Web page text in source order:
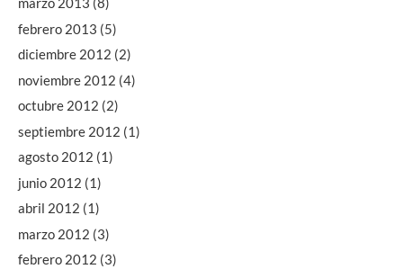
febrero 2013 (5)
diciembre 2012 (2)
noviembre 2012 (4)
octubre 2012 (2)
septiembre 2012 (1)
agosto 2012 (1)
junio 2012 (1)
abril 2012 (1)
marzo 2012 (3)
febrero 2012 (3)